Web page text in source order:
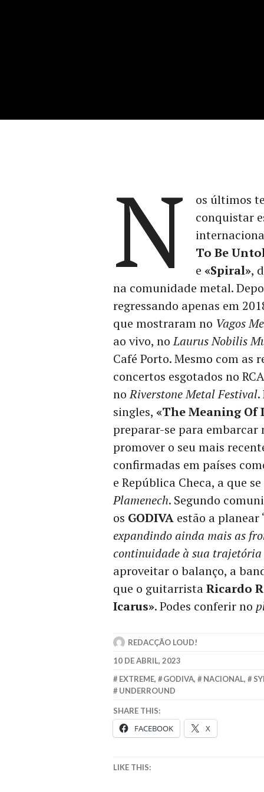
N os últimos
conquistar
To Be
e «Spiral»,
na comunidade metal.
regressando apenas em
que mostraram no Vagos
ao vivo, noLaurus Nobilis
Café Porto. Mesmo com as
concertos esgotados no
noRiverstone Metal Festival
singles, «The Meaning Of
preparar-se para embarcar
promover o seu mais
confirmadas em países
e República Checa, a que
Plamenech. Segundo
os GODIVA estão a planear
expandindo ainda mais as
continuidade à sua trajetória
aproveitar o balanço, a
que o guitarristaRicardo
Icarus». Podes conferir no
REDACÇÃO LOUD!
10 DE ABRIL, 2023
EXTREME, GODIVA, NACIONAL,
UNDERROUND
SHARE THIS:
FACEBOOK X
LIKE THIS: